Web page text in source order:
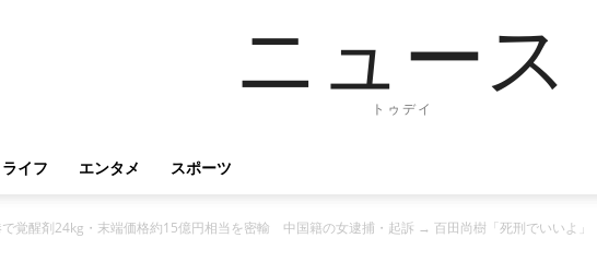
ニュース
トゥデイ
ライフ エンタメ スポーツ
覚醒剤24kg・末端価格約15億円相当を密輸 中国籍の女逮捕・起訴 → 百田尚樹「死刑でいいよ」